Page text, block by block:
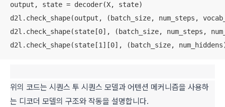
output, state = decoder(X, state)
d2l.check_shape(output, (batch_size, num_steps,
d2l.check_shape(state[0], (batch_size, num_steps,
d2l.check_shape(state[1][0], (batch_size,
위의 코드는 시퀀스 투 시퀀스 모델과 어텐션 메커니즘을 사용하
는 디코더 모델의 구조와 작동을 설명합니다.